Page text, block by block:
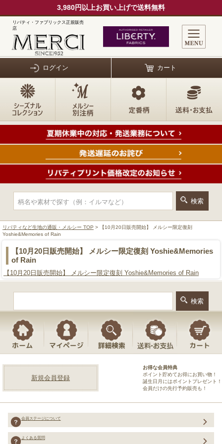
3,980円以上お買い上げで送料無料
リバティ・ファブリックス正規販売
店
ログイン カート
リバティなど生地の通販・メルシー TOP > 【10月20日販売開始】 メルシー限定復刻
Yoshie&Memories of Rain
【10月20日販売開始】 メルシー限定復刻 Yoshie&Memories
of Rain
【10月20日販売開始】 メルシー限定復刻 Yoshie&Memories of Rain
新規会員登録
お得な会員特典
ポイント貯めてお得にお買い物！
誕生日月にはポイントプレゼント！
会員だけの先行予約販売も！
会員ステージについて
よくある質問